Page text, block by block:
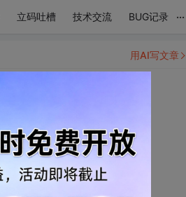
立码吐槽 技术交流 BUG记录 ...
用AI写文章